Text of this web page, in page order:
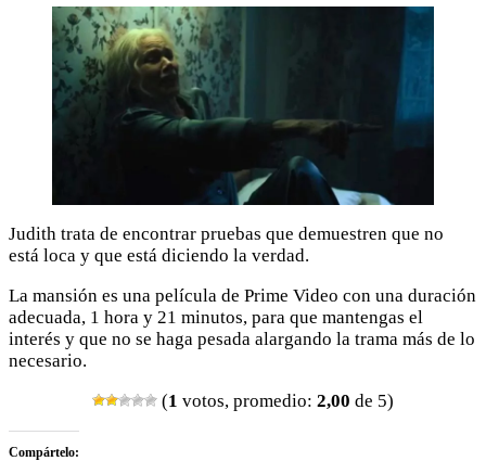
Judith trata de encontrar pruebas que demuestren que no
está loca y que está diciendo la verdad.
La mansión es una película de Prime Video con una duración
adecuada, 1 hora y 21 minutos, para que mantengas el
interés y que no se haga pesada alargando la trama más de lo
necesario.
(1 votos, promedio: 2,00 de 5)
Compártelo: